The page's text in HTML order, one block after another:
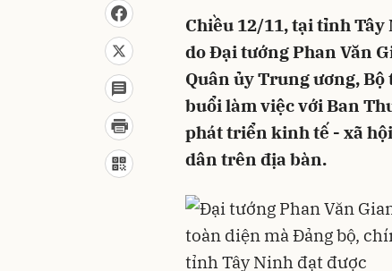
Chiều 12/11, tại tỉnh Tây
do Đại tướng Phan Văn
Quân ủy Trung ương, Bộ
buổi làm việc với Ban
phát triển kinh tế - xã
dân trên địa bàn.